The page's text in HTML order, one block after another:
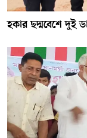
হকার ছদ্মবেশে দুই